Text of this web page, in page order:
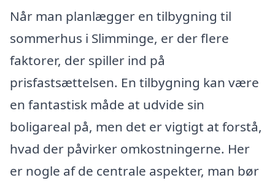
Når man planlægger en tilbygning til
sommerhus i Slimminge, er der flere
faktorer, der spiller ind på
prisfastsættelsen. En tilbygning kan være
en fantastisk måde at udvide sin
boligareal på, men det er vigtigt at forstå,
hvad der påvirker omkostningerne. Her
er nogle af de centrale aspekter, man bør